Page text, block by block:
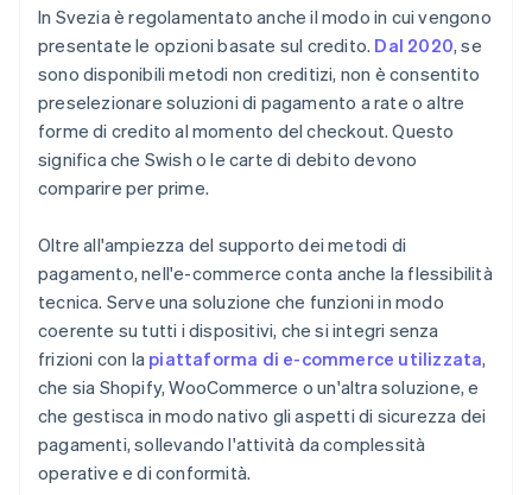
In Svezia è regolamentato anche il modo in cui vengono
presentate le opzioni basate sul credito. Dal 2020, se
sono disponibili metodi non creditizi, non è consentito
preselezionare soluzioni di pagamento a rate o altre
forme di credito al momento del checkout. Questo
significa che Swish o le carte di debito devono
comparire per prime.
Oltre all'ampiezza del supporto dei metodi di
pagamento, nell'e-commerce conta anche la flessibilità
tecnica. Serve una soluzione che funzioni in modo
coerente su tutti i dispositivi, che si integri senza
frizioni con la piattaforma di e-commerce utilizzata,
che sia Shopify, WooCommerce o un'altra soluzione, e
che gestisca in modo nativo gli aspetti di sicurezza dei
pagamenti, sollevando l'attività da complessità
operative e di conformità.